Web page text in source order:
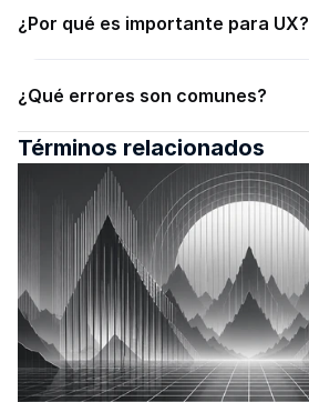
¿Por qué es importante para UX?
¿Qué errores son comunes?
Términos relacionados